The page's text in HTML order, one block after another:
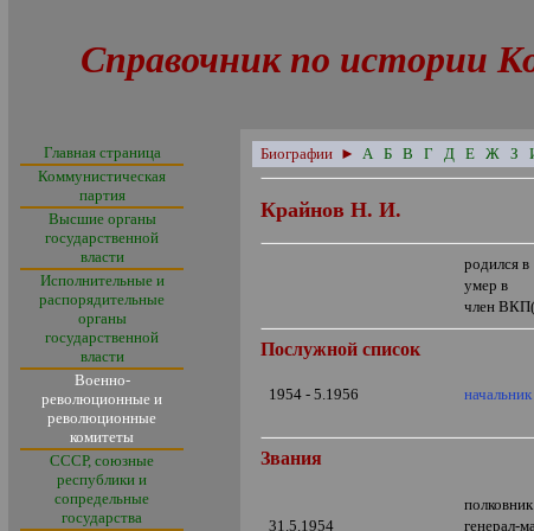
Справочник по истории
Главная страница
Коммунистическая
партия
Высшие органы
государственной
власти
Исполнительные и
распорядительные
органы
государственной
власти
Военно-
революционные и
революционные
комитеты
СССР, союзные
республики и
сопредельные
государства
Биографии ► А Б В Г Д Е Ж З
Крайнов Н. И.
родился в
умер в
член
Послужной список
1954 - 5.1956
Звания
полковник
31.5.1954
генерал-